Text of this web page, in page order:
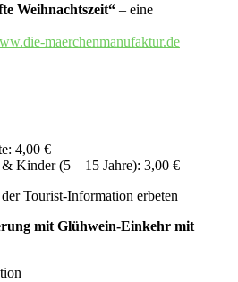
Weihnachtszeit“ – eine
maerchenmanufaktur.de
4,00 €
Kinder (5 – 15 Jahre): 3,00 €
Tourist-Information erbeten
mit Glühwein-Einkehr mit